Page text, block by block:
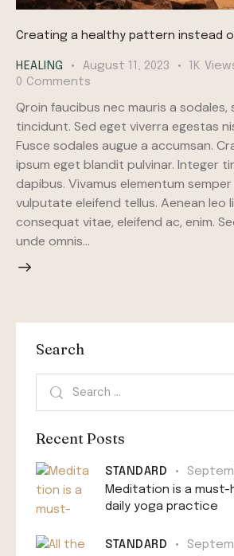
Creating a healthy pattern instead
HEALING August 11, 2023 1K
0 Comments
Qroin faucibus nec mauris a sodales,
tincidunt. Sed eget viverra egestas
Fusce sodales augue a accumsan.
ipsum eget blandit pulvinar. Integer
dapibus. Vivamus elementum semper
vulputate eleifend tellus. Aenean leo
consequat vitae, eleifend ac, enim.
unde omnis…
Search
Recent Posts
STANDARD
Meditation is a must-
daily yoga practice
STANDARD